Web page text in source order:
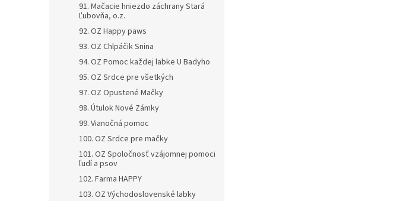
91. Mačacie hniezdo záchrany Stará
Ľubovňa, o.z.
92. OZ Happy paws
93. OZ Chlpáčik Snina
94. OZ Pomoc každej labke U Badyho
95. OZ Srdce pre všetkých
97. OZ Opustené Mačky
98. Útulok Nové Zámky
99. Vianočná pomoc
100. OZ Srdce pre mačky
101. OZ Spoločnosť vzájomnej pomoci
ľudí a psov
102. Farma HAPPY
103. OZ Východoslovenské labky